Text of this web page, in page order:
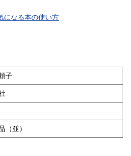
になる本の使い方
子
（並）